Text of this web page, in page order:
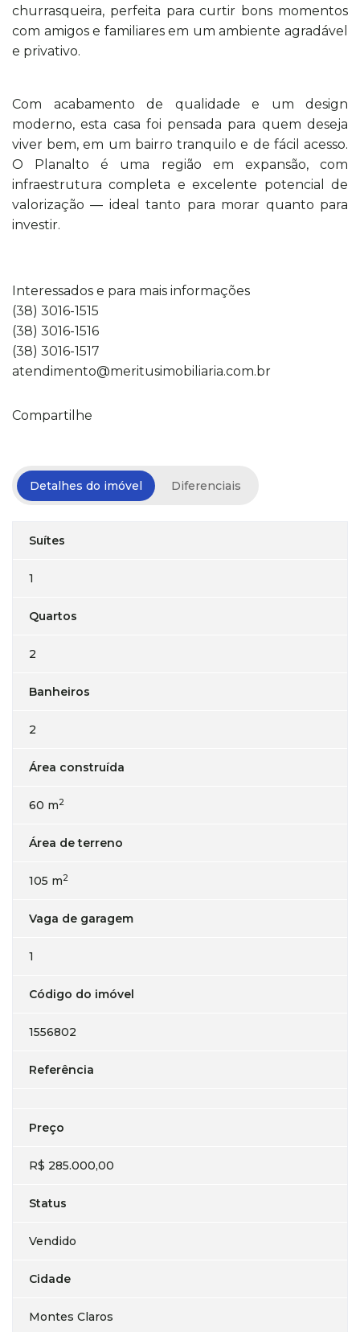
churrasqueira, perfeita para curtir bons momentos
com amigos e familiares em um ambiente agradável
e privativo.
Com acabamento de qualidade e um design
moderno, esta casa foi pensada para quem deseja
viver bem, em um bairro tranquilo e de fácil acesso.
O Planalto é uma região em expansão, com
infraestrutura completa e excelente potencial de
valorização — ideal tanto para morar quanto para
investir.
Interessados e para mais informações
(38) 3016-1515
(38) 3016-1516
(38) 3016-1517
atendimento@meritusimobiliaria.com.br
Compartilhe
Detalhes do imóvel Diferenciais
Suítes
1
Quartos
2
Banheiros
2
Área construída
60 m2
Área de terreno
105 m2
Vaga de garagem
1
Código do imóvel
1556802
Referência
Preço
R$ 285.000,00
Status
Vendido
Cidade
Montes Claros